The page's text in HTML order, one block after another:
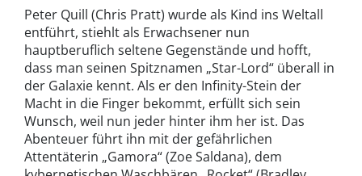
Peter Quill (Chris Pratt) wurde als Kind ins Weltall
entführt, stiehlt als Erwachsener nun
hauptberuflich seltene Gegenstände und hofft,
dass man seinen Spitznamen „Star-Lord“ überall in
der Galaxie kennt. Als er den Infinity-Stein der
Macht in die Finger bekommt, erfüllt sich sein
Wunsch, weil nun jeder hinter ihm her ist. Das
Abenteuer führt ihn mit der gefährlichen
Attentäterin „Gamora“ (Zoe Saldana), dem